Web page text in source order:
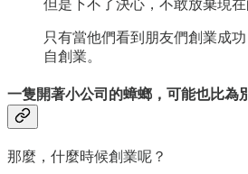
但是下不了決心，不敢放棄現在
只有當他們看到朋友們創業成
自創業。
一隻開著小公司的蟑螂，可能也比為
那麼，什麼時候創業呢？